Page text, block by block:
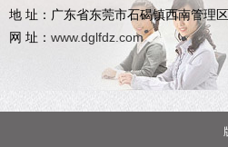
地 址：广东省东莞市石碣镇西南管理区
网 址： www.dglfdz.com